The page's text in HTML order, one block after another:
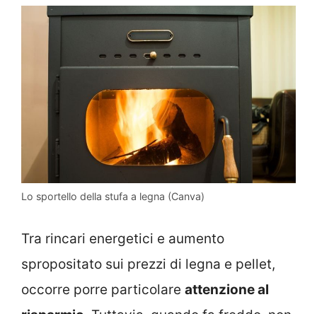
Lo sportello della stufa a legna (Canva)
Tra rincari energetici e aumento
spropositato sui prezzi di legna e pellet,
occorre porre particolare attenzione al